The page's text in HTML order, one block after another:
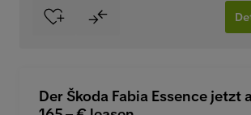
Der Škoda Fabia Essence jetzt